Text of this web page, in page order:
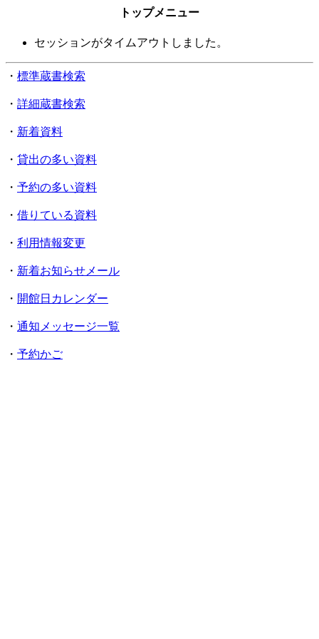
トップメニュー
セッションがタイムアウトしました。
・ 標準蔵書検索
・ 詳細蔵書検索
・ 新着資料
・ 貸出の多い資料
・ 予約の多い資料
・ 借りている資料
・ 利用情報変更
・ 新着お知らせメール
・ 開館日カレンダー
・ 通知メッセージ一覧
・ 予約かご